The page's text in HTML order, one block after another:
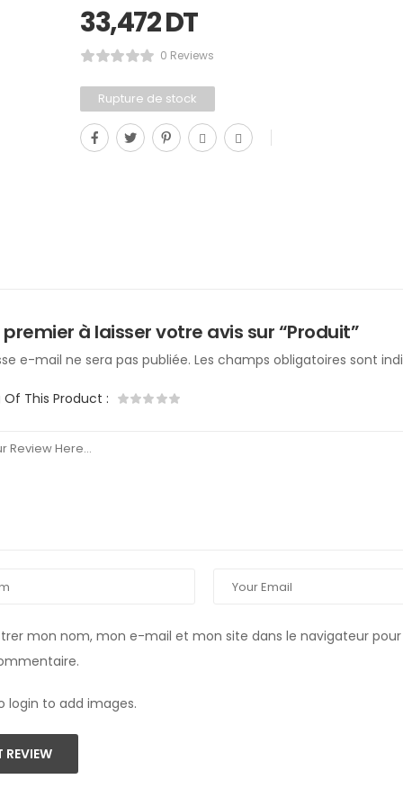
33,472DT
0 Reviews
Rupture de stock
premier à laisser votre avis sur “Produit”
e-mail ne sera pas publiée. Les champs obligatoires sont
Of This Product :
mon nom, mon e-mail et mon site dans le navigateur
login to add images.
REVIEW